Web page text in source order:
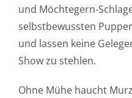
und Möchtegern-
selbstbewussten
und lassen keine
Show zu stehlen.
Ohne Mühe haucht